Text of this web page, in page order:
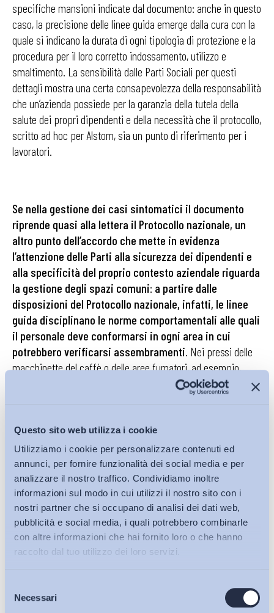
Questo sito web utilizza i cookie
Utilizziamo i cookie per personalizzare contenuti ed
annunci, per fornire funzionalità dei social media e per
analizzare il nostro traffico. Condividiamo inoltre
informazioni sul modo in cui utilizzi il nostro sito con i
nostri partner che si occupano di analisi dei dati web,
pubblicità e social media, i quali potrebbero combinarle
con altre informazioni che hai fornito loro o che hanno
raccolto dal tuo utilizzo dei loro servizi.
delNecessariBollettini ADAPT
specifiche mansioni indicate dal documento: anche in questo
caso, la precisione delle linee guida emerge dalla cura con la
quale si indicano la durata di ogni tipologia di protezione e la
procedura per il loro corretto indossamento, utilizzo e
smaltimento. La sensibilità dalle Parti Sociali per questi
dettagli mostra una certa consapevolezza della responsabilità
che un’azienda possiede per la garanzia della tutela della
salute dei propri dipendenti e della necessità che il protocollo,
scritto ad hoc per Alstom, sia un punto di riferimento per i
lavoratori.
Se nella gestione dei casi sintomatici il documento
riprende quasi alla lettera il Protocollo nazionale, un
altro punto dell’accordo che mette in evidenza
l’attenzione delle Parti alla sicurezza dei dipendenti e
alla specificità del proprio contesto aziendale riguarda
la gestione degli spazi comuni: a partire dalle
disposizioni del Protocollo nazionale, infatti, le linee
guida disciplinano le norme comportamentali alle quali
il personale deve conformarsi in ogni area in cui
potrebbero verificarsi assembramenti. Nei pressi delle
macchinette del caffè o delle aree fumatori, ad esempio,
occorrerà mantenere il distanziamento interpersonale, evitare
le code in attesa e non superare la presenza di due o tre
dimezzata e nella mensa ci saranno nuove turnazioni e una
disposizione “a scacchiera” delle sedie; negli spogliatoi sarà
possibile restare soltanto per il tempo necessario alle
operazioni connesse, mantenendo la distanza minima di un
metro e riducendo al minimo l’utilizzo della doccia a fine
turno. Infine, sarà compito di ogni sito valutare eventuali
turnazioni in considerazione dell’afflusso di personale in
azienda con il fine di evitare assembramenti.
Il Protocollo non dimentica come i lavoratori abbiano